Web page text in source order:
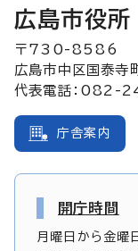
広島市役所
〒730-8586
広島市中区国泰
代表電話：082-
庁舎案内
開庁時間
月曜日から金曜